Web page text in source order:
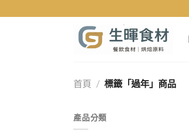
to
首頁 / 標籤「過年」商品
產品分類